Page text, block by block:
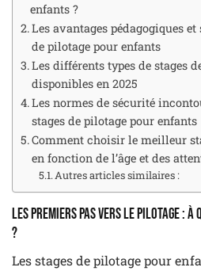
enfants ?
Les avantages pédagogiques
de pilotage pour enfants
Les différents types de stages
disponibles en 2025
Les normes de sécurité
stages de pilotage pour enfants
Comment choisir le meilleur
en fonction de l’âge et des
Autres articles similaires :
Les premiers pas vers le pilotage :
?
Les stages de pilotage pour